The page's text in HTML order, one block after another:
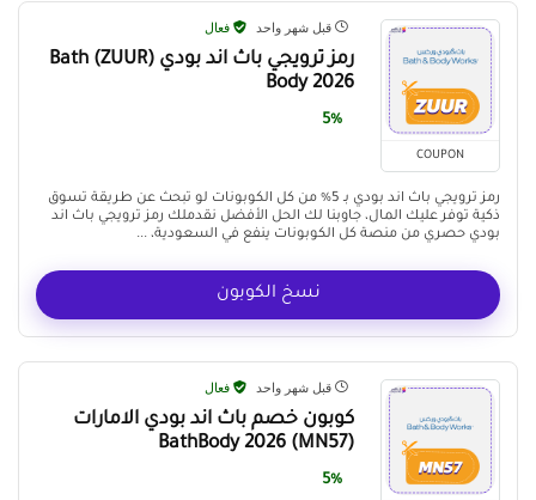
COUPON
قبل شهر واحد فعال
رمز ترويجي باث اند بودي (ZUUR) Bath
Body 2026
5%
رمز ترويجي باث اند بودي بـ 5% من كل الكوبونات لو تبحث عن طريقة تسوق
ذكية توفر عليك المال، جاوبنا لك الحل الأفضل نقدملك رمز ترويجي باث اند
بودي حصري من منصة كل الكوبونات ينفع في السعودية، ...
نسخ الكوبون
قبل شهر واحد فعال
كوبون خصم باث اند بودي الامارات
(MN57) BathBody 2026
5%